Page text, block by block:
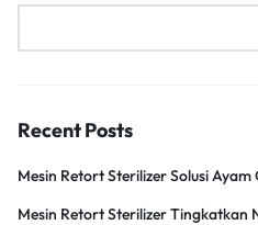
Recent Posts
Mesin Retort Sterilizer Solusi Ayam
Mesin Retort Sterilizer Tingkatkan